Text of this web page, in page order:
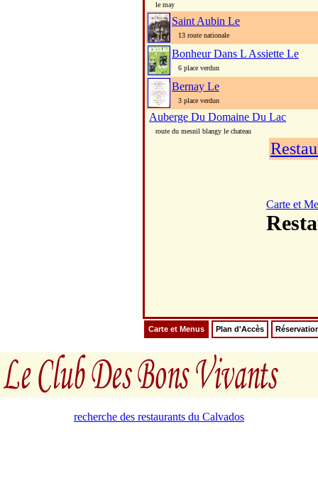
le may
Saint Aubin Le
13 route nationale
Bonheur Dans L Assiette Le
6 place verdun
Bernay Le
3 place verdun
Auberge Du Domaine Du Lac
route du mesnil blangy le chateau
Carte et
Carte et Menus Plan d'Accès
recherche des restaurants du Calvados